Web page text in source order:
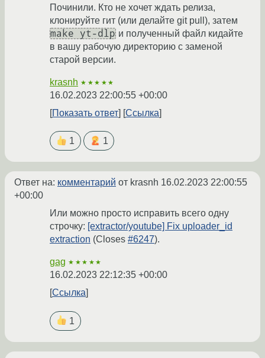
Починили. Кто не хочет ждать релиза,
клонируйте гит (или делайте git pull), затем
make yt-dlp и полученный файл кидайте
в вашу рабочую директорию с заменой
старой версии.
krasnh ★★★★★
16.02.2023 22:00:55 +00:00
Показать ответ
Ссылка
1 1
Ответ на: комментарий от krasnh 16.02.2023 22:00:55
+00:00
Или можно просто исправить всего одну
строчку: [extractor/youtube] Fix uploader_id
extraction (Closes #6247).
gag ★★★★★
16.02.2023 22:12:35 +00:00
Ссылка
1